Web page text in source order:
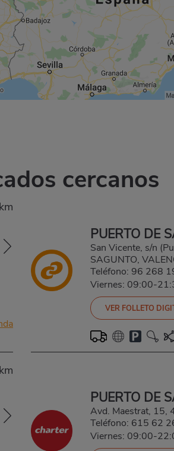
cercanos
PUERTO DE
San Vicente, s/n
SAGUNTO,
Teléfono: 96 268
Viernes: 09:00-
VER FOLLETO
PUERTO DE
Avd. Maestrat, 15,
Teléfono: 615 62
Viernes: 09:00-